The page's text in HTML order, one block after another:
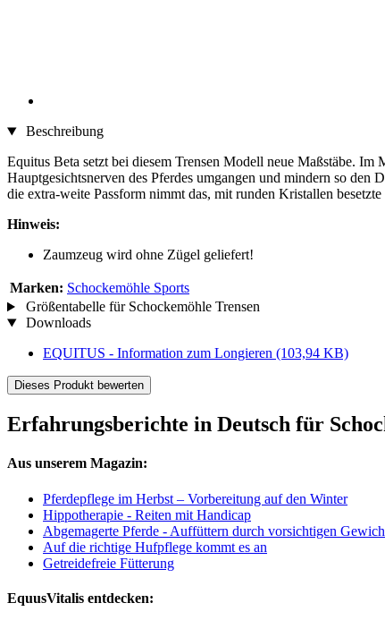
Beschreibung
Equitus Beta setzt bei diesem Trensen Modell neue Maßstäbe.
Hauptgesichtsnerven des Pferdes umgangen und mindern so
die extra-weite Passform nimmt das, mit runden Kristallen
Hinweis:
Zaumzeug wird ohne Zügel geliefert!
Marken: Schockemöhle Sports
Größentabelle für Schockemöhle Trensen
Downloads
EQUITUS - Information zum Longieren (103,94 KB)
Dieses Produkt bewerten
Erfahrungsberichte in Deutsch für
Aus unserem Magazin:
Pferdepflege im Herbst – Vorbereitung auf den Winter
Hippotherapie - Reiten mit Handicap
Abgemagerte Pferde - Auffüttern durch vorsichtigen
Auf die richtige Hufpflege kommt es an
Getreidefreie Fütterung
EquusVitalis entdecken: